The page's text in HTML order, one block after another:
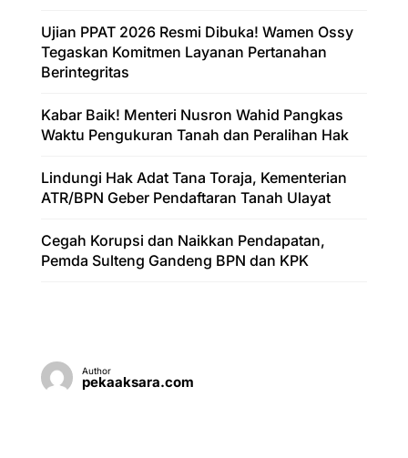
Ujian PPAT 2026 Resmi Dibuka! Wamen Ossy
Tegaskan Komitmen Layanan Pertanahan
Berintegritas
Kabar Baik! Menteri Nusron Wahid Pangkas
Waktu Pengukuran Tanah dan Peralihan Hak
Lindungi Hak Adat Tana Toraja, Kementerian
ATR/BPN Geber Pendaftaran Tanah Ulayat
Cegah Korupsi dan Naikkan Pendapatan,
Pemda Sulteng Gandeng BPN dan KPK
Author
pekaaksara.com